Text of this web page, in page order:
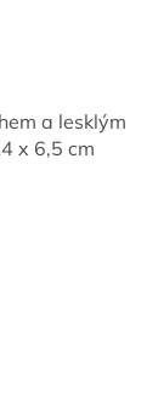
a lesklým
x 6,5 cm